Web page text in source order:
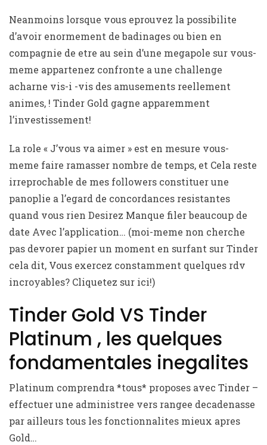
Neanmoins lorsque vous eprouvez la possibilite
d’avoir enormement de badinages ou bien en
compagnie de etre au sein d’une megapole sur vous-
meme appartenez confronte a une challenge
acharne vis-i -vis des amusements reellement
animes, ! Tinder Gold gagne apparemment
l’investissement!
La role « J’vous va aimer » est en mesure vous-
meme faire ramasser nombre de temps, et Cela reste
irreprochable de mes followers constituer une
panoplie a l’egard de concordances resistantes
quand vous rien Desirez Manque filer beaucoup de
date Avec l’application… (moi-meme non cherche
pas devorer papier un moment en surfant sur Tinder
cela dit, Vous exercez constamment quelques rdv
incroyables? Cliquetez sur ici!)
Tinder Gold VS Tinder
Platinum , les quelques
fondamentales inegalites
Platinum comprendra *tous* proposes avec Tinder –
effectuer une administree vers rangee decadenasse
par ailleurs tous les fonctionnalites mieux apres
Gold…